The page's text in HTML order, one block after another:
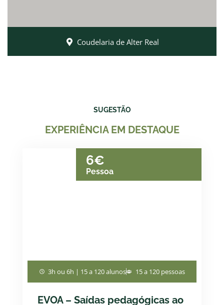
Coudelaria de Alter Real
SUGESTÃO
EXPERIÊNCIA EM DESTAQUE
6€
Pessoa
3h ou 6h | 15 a 120 alunos 15 a 120 pessoas
EVOA – Saídas pedagógicas ao